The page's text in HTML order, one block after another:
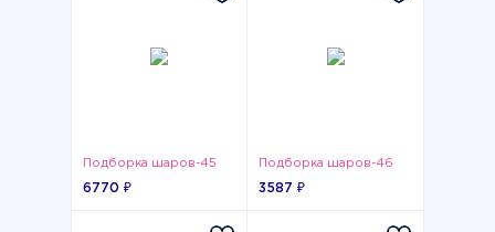
Подборка шаров-45
6770 ₽
Подборка шаров-46
3587 ₽